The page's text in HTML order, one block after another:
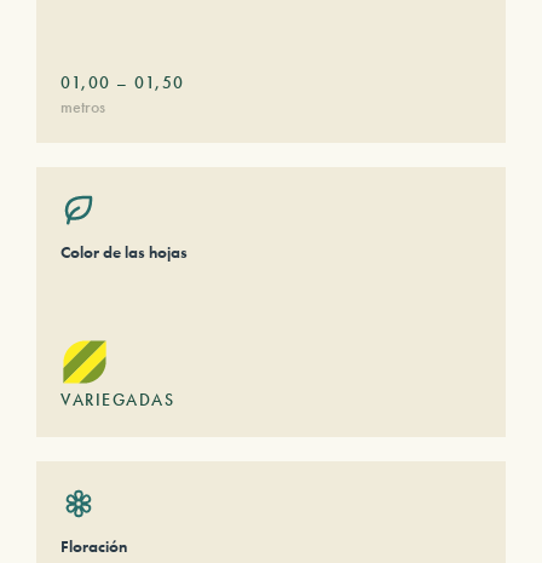
01,00 – 01,50
metros
Color de las hojas
VARIEGADAS
Floración